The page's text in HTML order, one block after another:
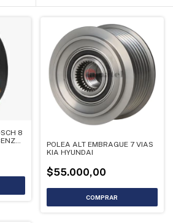
8
POLEA ALT EMBRAGUE 7 VIAS
KIA HYUNDAI
$55.000,00